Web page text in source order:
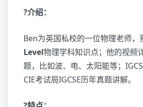
?介绍：
Ben为英国私校的一位物理老师，
Level物理学科知识点；他的视频
题，比如波、电、太阳能等；
CIE考试局IGCSE历年真题讲解。